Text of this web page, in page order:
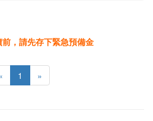
，請先存下緊急預備金
1 »